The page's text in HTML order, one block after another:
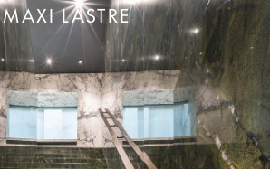
MAXI LASTRE